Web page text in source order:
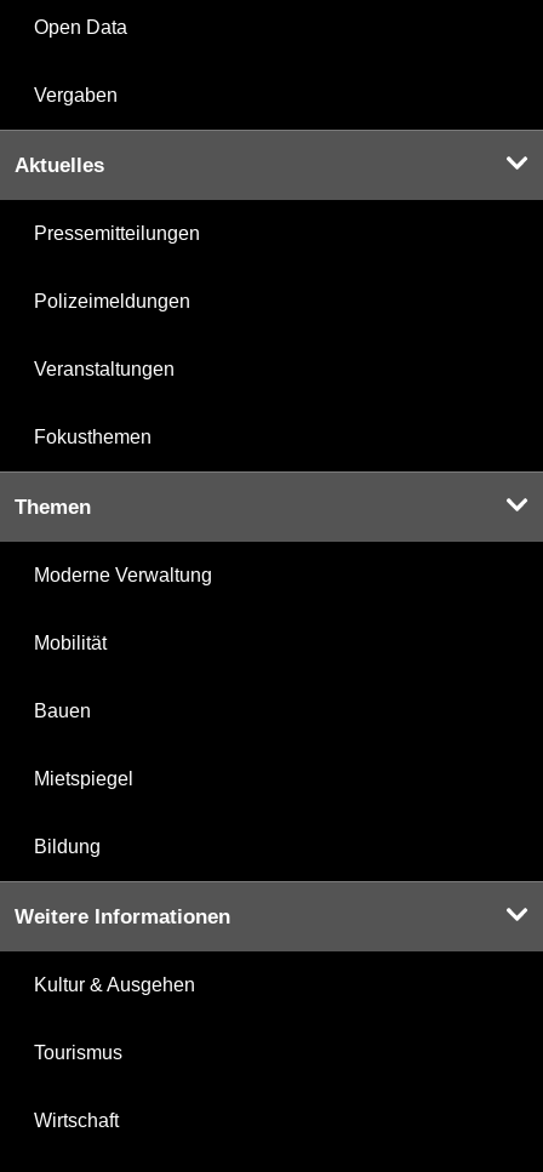
Open Data
Vergaben
Aktuelles
Pressemitteilungen
Polizeimeldungen
Veranstaltungen
Fokusthemen
Themen
Moderne Verwaltung
Mobilität
Bauen
Mietspiegel
Bildung
Weitere Informationen
Kultur & Ausgehen
Tourismus
Wirtschaft